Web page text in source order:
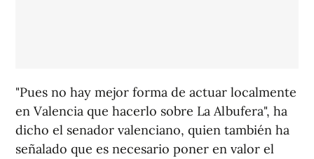
"Pues no hay mejor forma de actuar localmente
en Valencia que hacerlo sobre La Albufera", ha
dicho el senador valenciano, quien también ha
señalado que es necesario poner en valor el